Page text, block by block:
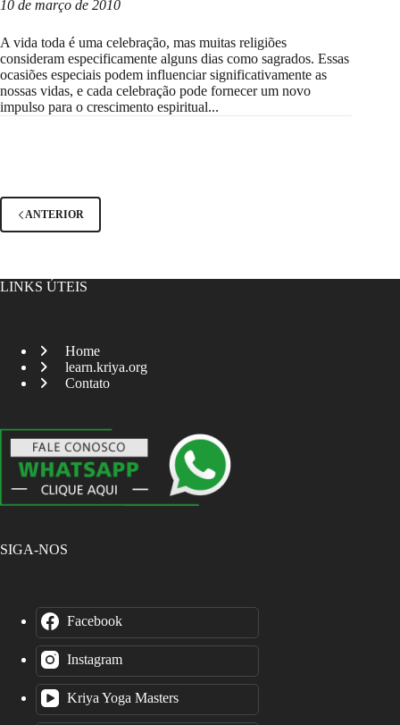
10 de março de 2010
A vida toda é uma celebração, mas muitas religiões
consideram especificamente alguns dias como sagrados. Essas
ocasiões especiais podem influenciar significativamente as
nossas vidas, e cada celebração pode fornecer um novo
impulso para o crescimento espiritual...
ANTERIOR
LINKS ÚTEIS
Home
learn.kriya.org
Contato
SIGA-NOS
Facebook
Instagram
Kriya Yoga Masters